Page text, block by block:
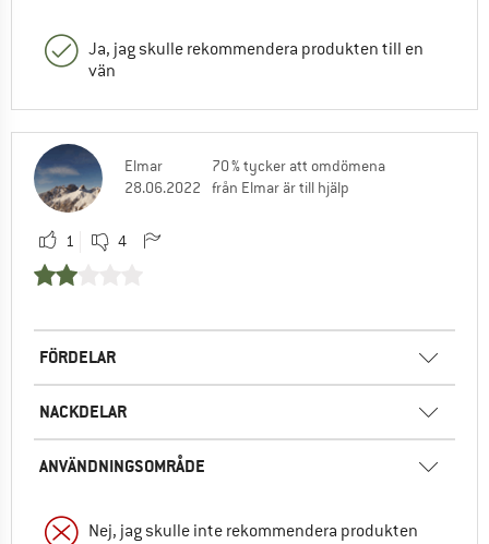
Ja, jag skulle rekommendera produkten till en
vän
Elmar
28.06.2022
70 % tycker att omdömena
från Elmar är till hjälp
1 4
FÖRDELAR
NACKDELAR
ANVÄNDNINGSOMRÅDE
Nej, jag skulle inte rekommendera produkten